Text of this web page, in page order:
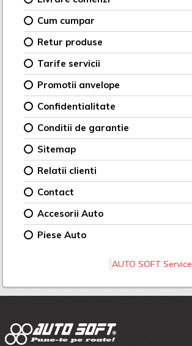
Cum cumpar
Retur produse
Tarife servicii
Promotii anvelope
Confidentialitate
Conditii de garantie
Sitemap
Relatii clienti
Contact
Accesorii Auto
Piese Auto
AUTO SOFT Service